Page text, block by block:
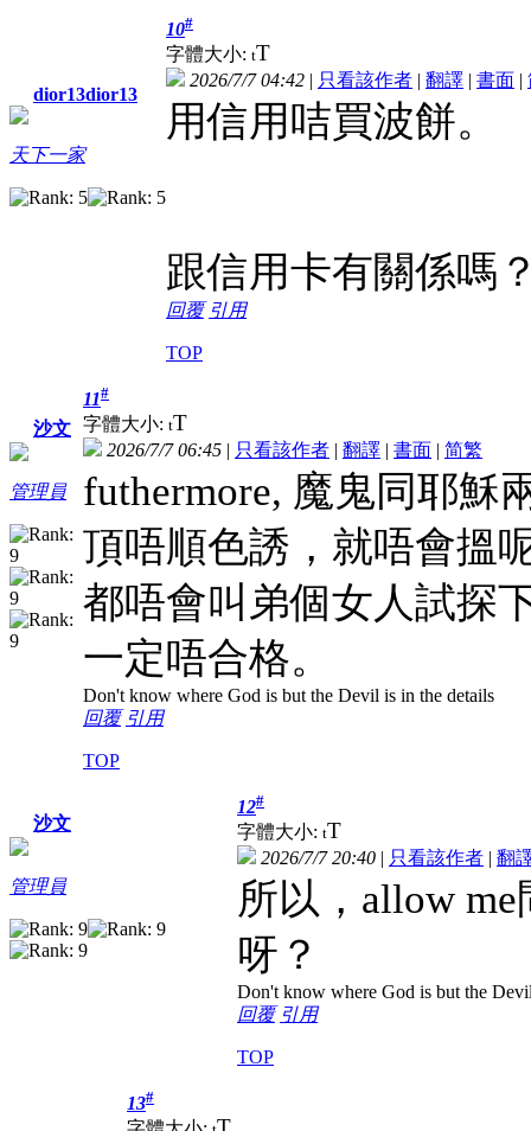
dior13dior13
天下一家
10#
字體大小: tT
2026/7/7 04:42 | 只看該作者 | 翻譯 | 書面 |
用信用咭買波餅。
跟信用卡有關係嗎
回覆 引用
TOP
沙文
管理員
11#
字體大小: tT
2026/7/7 06:45 | 只看該作者 | 翻譯 | 書面 | 简繁
futhermore, 魔鬼同耶穌
頂唔順色誘，就唔會搵
都唔會叫弟個女人試探
一定唔合格。
Don't know where God is but the Devil is in the details
回覆 引用
TOP
沙文
管理員
12#
字體大小: tT
2026/7/7 20:40 | 只看該作者 | 翻
所以，allow
呀？
Don't know where God is but the
回覆 引用
TOP
13#